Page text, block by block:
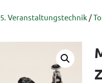
5. Veranstaltungstechnik /